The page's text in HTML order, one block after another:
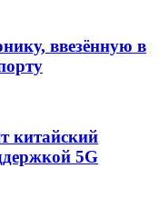
ввезённую в
китайский
5G